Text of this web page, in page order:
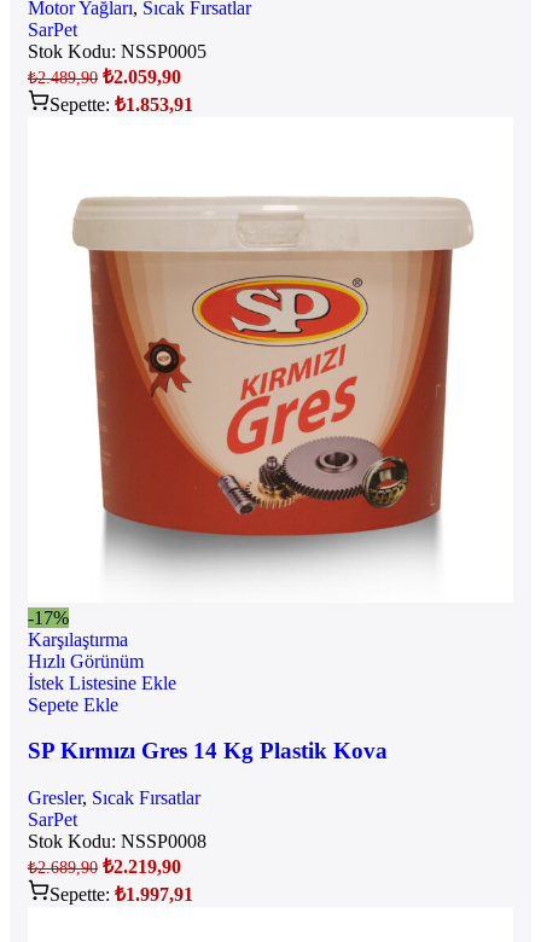
Motor Yağları, Sıcak Fırsatlar
SarPet
Stok Kodu: NSSP0005
₺2.489,90 ₺2.059,90
Sepette: ₺1.853,91
-17%
Karşılaştırma
Hızlı Görünüm
İstek Listesine Ekle
Sepete Ekle
SP Kırmızı Gres 14 Kg Plastik Kova
Gresler, Sıcak Fırsatlar
SarPet
Stok Kodu: NSSP0008
₺2.689,90 ₺2.219,90
Sepette: ₺1.997,91